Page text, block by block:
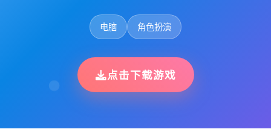
电脑 角色扮演
点击下载游戏